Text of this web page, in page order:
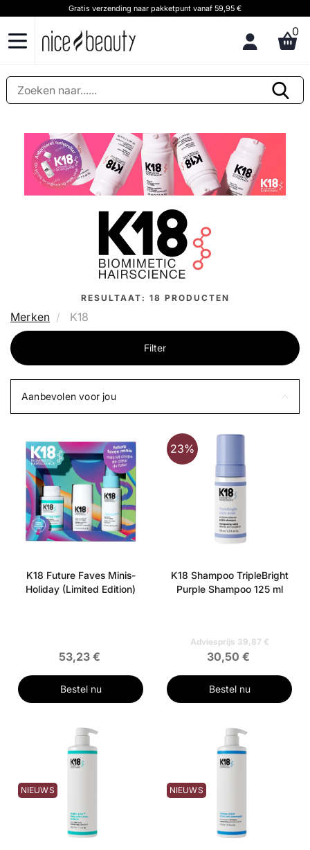
Gratis verzending naar pakketpunt vanaf 59,95 €
0
RESULTAAT: 18 PRODUCTEN
Merken K18
Filter
Aanbevolen voor jou
K18 Future Faves Minis-
Holiday (Limited Edition)
53,23 €
Bestel nu
23%
K18 Shampoo TripleBright
Purple Shampoo 125 ml
Adviesprijs 39,87 €
30,50 €
Bestel nu
NIEUWS NIEUWS